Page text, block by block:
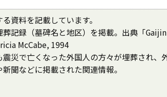
資料を記載しています。
葬記録（墓碑名と地区）を掲載。出典「
McCabe, 1994
災で亡くなった外国人の方々が埋葬され、
聞などに掲載された関連情報。